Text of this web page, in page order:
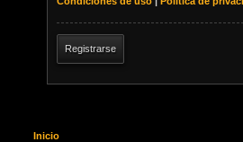
Registrarse
Inicio